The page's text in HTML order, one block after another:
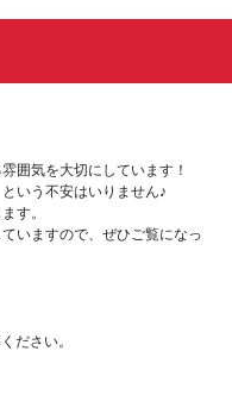
囲気を大切にしています！
いう不安はいりません♪
す。
いますので、ぜひご覧になっ
ださい。